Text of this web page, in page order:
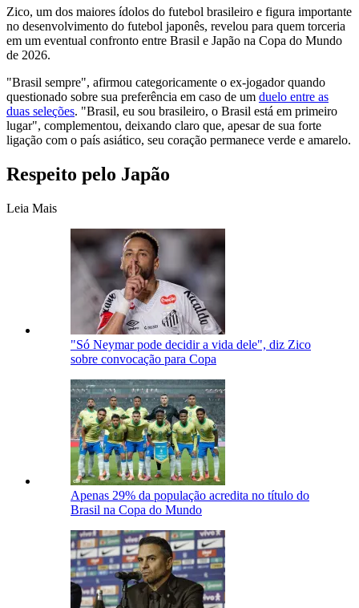
Zico, um dos maiores ídolos do futebol brasileiro e figura importante
no desenvolvimento do futebol japonês, revelou para quem torceria
em um eventual confronto entre Brasil e Japão na Copa do Mundo
de 2026.
"Brasil sempre", afirmou categoricamente o ex-jogador quando
questionado sobre sua preferência em caso de um duelo entre as
duas seleções. "Brasil, eu sou brasileiro, o Brasil está em primeiro
lugar", complementou, deixando claro que, apesar de sua forte
ligação com o país asiático, seu coração permanece verde e amarelo.
Respeito pelo Japão
Leia Mais
"Só Neymar pode decidir a vida dele", diz Zico
sobre convocação para Copa
Apenas 29% da população acredita no título do
Brasil na Copa do Mundo